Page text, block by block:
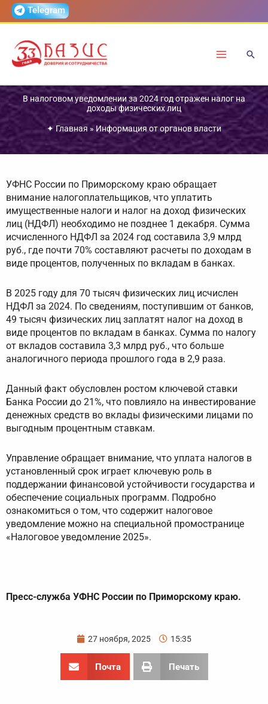
ПерейтиTelegram
В налоговом уведомлении за 2024 год отражен налог на
доходы физических лиц
✦ Главная » Информация от органов власти
УФНС России по Приморскому краю обращает
внимание налогоплательщиков, что уплатить
имущественные налоги и налог на доход физических
лиц (НДФЛ) необходимо не позднее 1 декабря. Сумма
исчисленного НДФЛ за 2024 год составила 3,9 млрд
руб., где почти 70% составляют расчеты по доходам в
виде процентов, полученных по вкладам в банках.
В 2025 году для 70 тысяч физических лиц исчислен
НДФЛ за 2024. По сведениям, поступившим от банков,
49 тысяч физических лиц заплатят налог на доход в
виде процентов по вкладам в банках. Сумма по налогу
от вкладов составила 3,3 млрд руб., что больше
аналогичного периода прошлого года в 2,9 раза.
Данный факт обусловлен ростом ключевой ставки
Банка России до 21%, что повлияло на инвестирование
денежных средств во вклады физическими лицами по
выгодным процентным ставкам.
Управление обращает внимание, что уплата налогов в
установленный срок играет ключевую роль в
поддержании финансовой устойчивости государства и
обеспечение социальных программ. Подробно
ознакомиться о том, что содержит налоговое
уведомление можно на специальной промостранице
«Налоговое уведомление 2025».
Пресс-служба УФНС России по Приморскому краю.
27 ноября, 2025 15:35
Почта Печать